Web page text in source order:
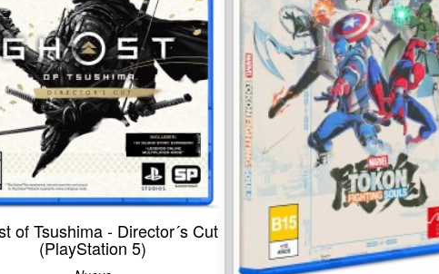
- Director´s Cut
5)